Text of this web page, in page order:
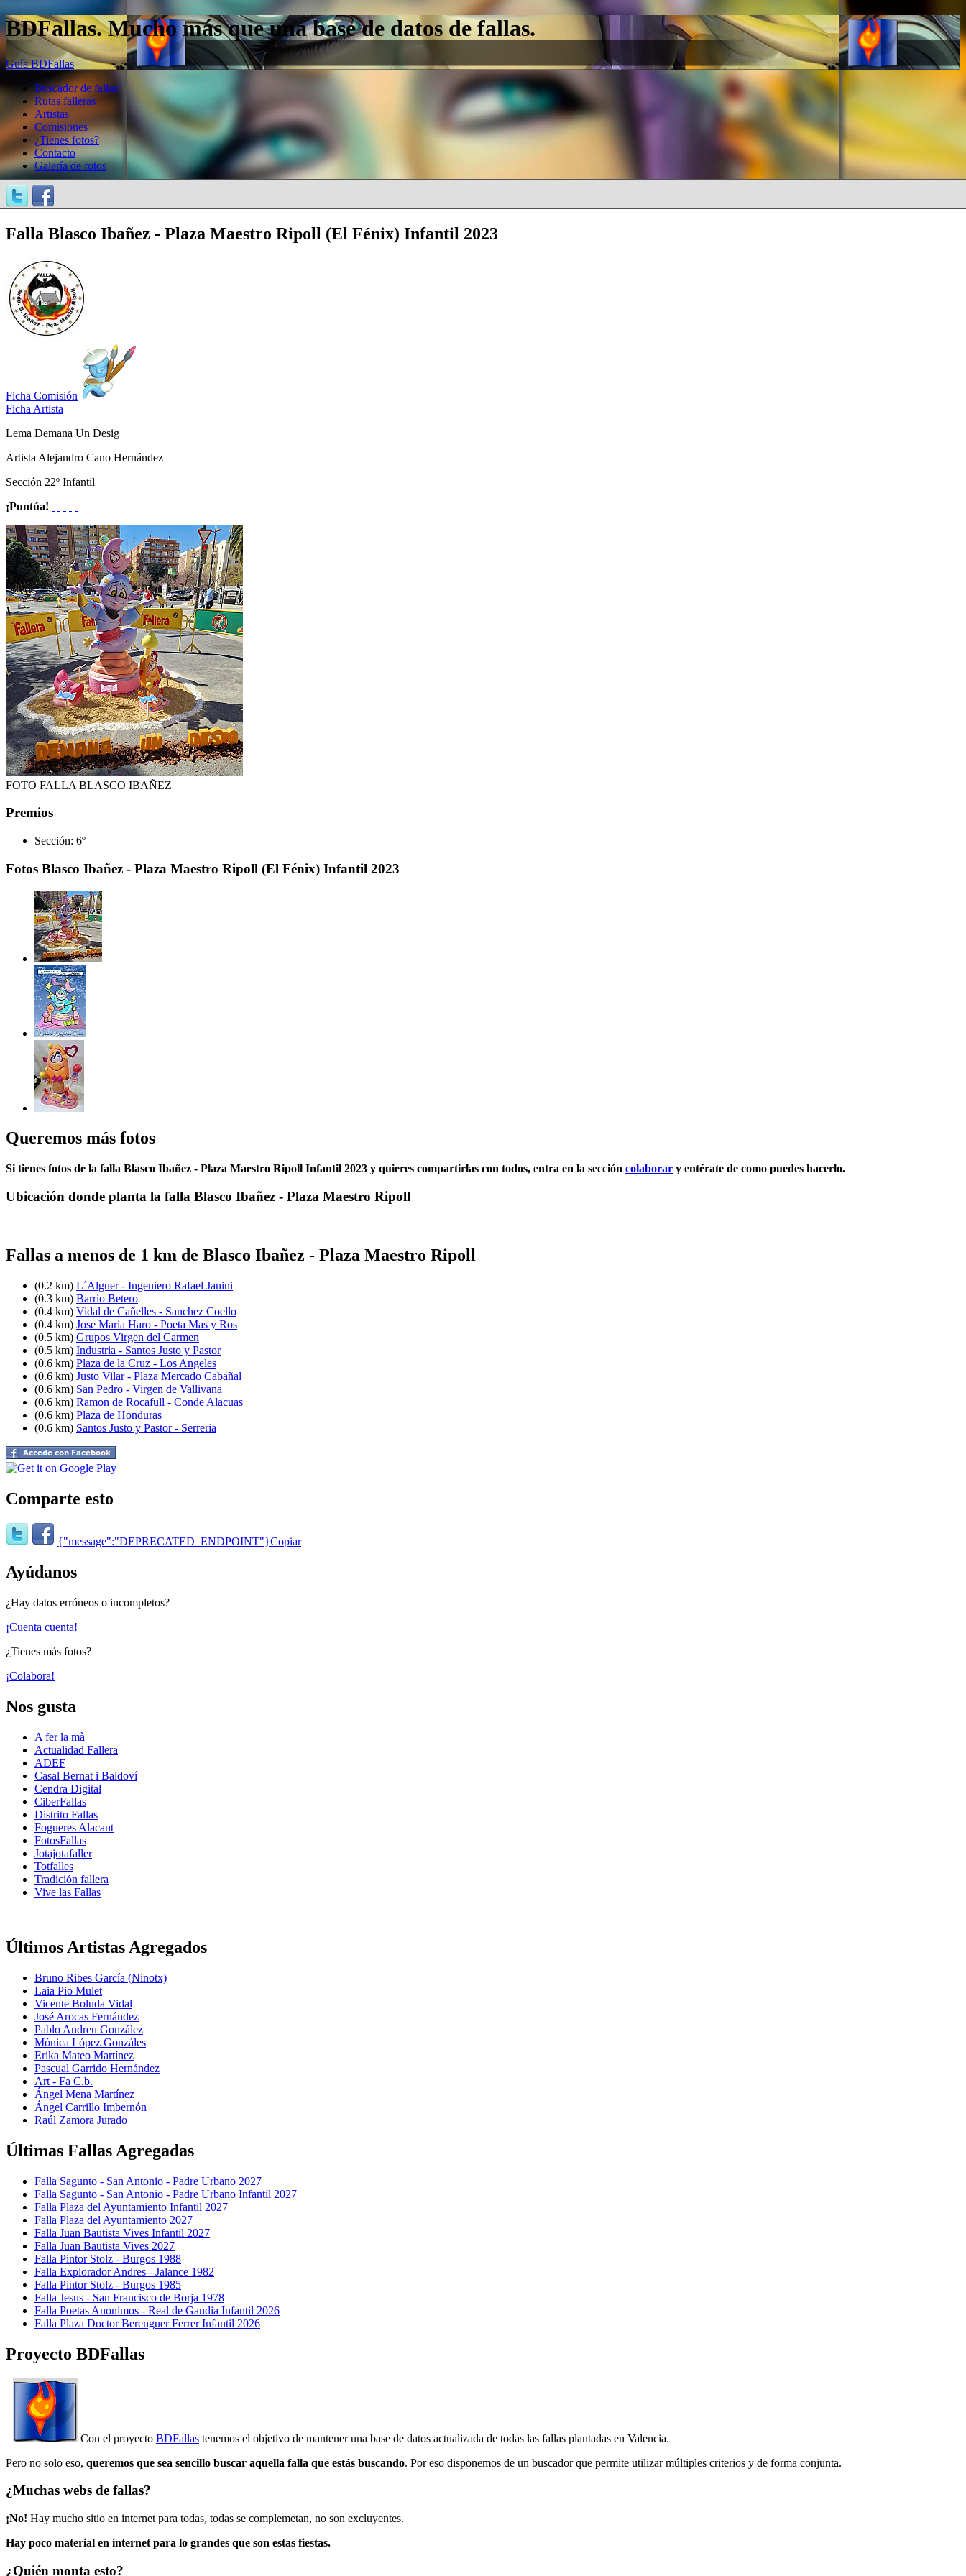
BDFallas. Mucho más que una base de datos de fallas.
Guía BDFallas
Buscador de fallas
Rutas falleras
Artistas
Comisiones
¿Tienes fotos?
Contacto
Galería de fotos
Falla Blasco Ibañez - Plaza Maestro Ripoll (El Fénix) Infantil 2023
Ficha Comisión
Ficha Artista
Lema Demana Un Desig
Artista Alejandro Cano Hernández
Sección 22º Infantil
¡Puntúa!
FOTO FALLA BLASCO IBAÑEZ
Premios
Sección: 6º
Fotos Blasco Ibañez - Plaza Maestro Ripoll (El Fénix) Infantil 2023
Queremos más fotos
Si tienes fotos de la falla Blasco Ibañez - Plaza Maestro Ripoll Infantil 2023 y quieres compartirlas con todos, entra en la sección colaborar y entérate de como puedes hacerlo.
Ubicación donde planta la falla Blasco Ibañez - Plaza Maestro Ripoll
Fallas a menos de 1 km de Blasco Ibañez - Plaza Maestro Ripoll
(0.2 km) L´Alguer - Ingeniero Rafael Janini
(0.3 km) Barrio Betero
(0.4 km) Vidal de Cañelles - Sanchez Coello
(0.4 km) Jose Maria Haro - Poeta Mas y Ros
(0.5 km) Grupos Virgen del Carmen
(0.5 km) Industria - Santos Justo y Pastor
(0.6 km) Plaza de la Cruz - Los Angeles
(0.6 km) Justo Vilar - Plaza Mercado Cabañal
(0.6 km) San Pedro - Virgen de Vallivana
(0.6 km) Ramon de Rocafull - Conde Alacuas
(0.6 km) Plaza de Honduras
(0.6 km) Santos Justo y Pastor - Serreria
Comparte esto
{"message":"DEPRECATED_ENDPOINT"}Copiar
Ayúdanos
¿Hay datos erróneos o incompletos?
¡Cuenta cuenta!
¿Tienes más fotos?
¡Colabora!
Nos gusta
A fer la mà
Actualidad Fallera
ADEF
Casal Bernat i Baldoví
Cendra Digital
CiberFallas
Distrito Fallas
Fogueres Alacant
FotosFallas
Jotajotafaller
Totfalles
Tradición fallera
Vive las Fallas
Últimos Artistas Agregados
Bruno Ribes García (Ninotx)
Laia Pio Mulet
Vicente Boluda Vidal
José Arocas Fernández
Pablo Andreu González
Mónica López Gonzáles
Erika Mateo Martínez
Pascual Garrido Hernández
Art - Fa C.b.
Ángel Mena Martínez
Ángel Carrillo Imbernón
Raúl Zamora Jurado
Últimas Fallas Agregadas
Falla Sagunto - San Antonio - Padre Urbano 2027
Falla Sagunto - San Antonio - Padre Urbano Infantil 2027
Falla Plaza del Ayuntamiento Infantil 2027
Falla Plaza del Ayuntamiento 2027
Falla Juan Bautista Vives Infantil 2027
Falla Juan Bautista Vives 2027
Falla Pintor Stolz - Burgos 1988
Falla Explorador Andres - Jalance 1982
Falla Pintor Stolz - Burgos 1985
Falla Jesus - San Francisco de Borja 1978
Falla Poetas Anonimos - Real de Gandia Infantil 2026
Falla Plaza Doctor Berenguer Ferrer Infantil 2026
Proyecto BDFallas
Con el proyecto BDFallas tenemos el objetivo de mantener una base de datos actualizada de todas las fallas plantadas en Valencia.
Pero no solo eso, queremos que sea sencillo buscar aquella falla que estás buscando. Por eso disponemos de un buscador que permite utilizar múltiples criterios y de forma conjunta.
¿Muchas webs de fallas?
¡No! Hay mucho sitio en internet para todas, todas se complemetan, no son excluyentes.
Hay poco material en internet para lo grandes que son estas fiestas.
¿Quién monta esto?